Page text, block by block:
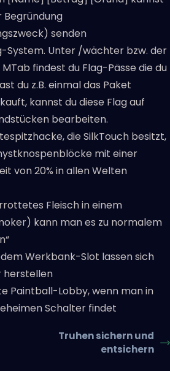
Begründung
senden
System. Unter /wächter bzw. der
findest du Flag-Pässe die du
du z.B. einmal das Paket
kannst du diese Flag auf
bearbeiten.
die SilkTouch besitzt,
mit einer
von 20% in allen Welten
Fleisch in einem
kann man es zu normalem
Werkbank-Slot lassen sich
herstellen
Paintball-Lobby, wenn man in
Schalter findet
Truhen sichern und
entsichern